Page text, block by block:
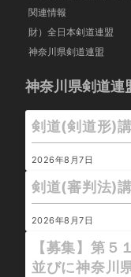
関連情報
財）全日本剣道連盟
神奈川県剣道連盟
神奈川県剣道連
剣道(剣道形)
2026年8月7日
剣道(審判法)
2026年8月7日
【募集】第
並びに神奈川